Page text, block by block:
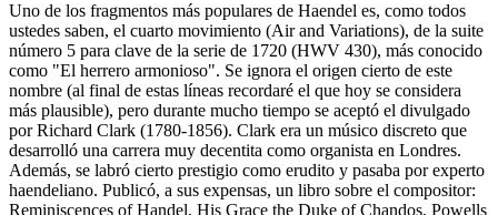
Uno de los fragmentos más populares de Haendel es, como todos
ustedes saben, el cuarto movimiento (Air and Variations), de la suite
número 5 para clave de la serie de 1720 (HWV 430), más conocido
como "El herrero armonioso". Se ignora el origen cierto de este
nombre (al final de estas líneas recordaré el que hoy se considera
más plausible), pero durante mucho tiempo se aceptó el divulgado
por Richard Clark (1780-1856). Clark era un músico discreto que
desarrolló una carrera muy decentita como organista en Londres.
Además, se labró cierto prestigio como erudito y pasaba por experto
haendeliano. Publicó, a sus expensas, un libro sobre el compositor:
Reminiscences of Handel, His Grace the Duke of Chandos, Powells